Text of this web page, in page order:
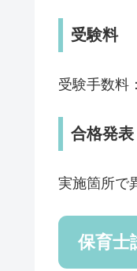
受験料
受験手数料
合格発表
実施箇所で
保育士